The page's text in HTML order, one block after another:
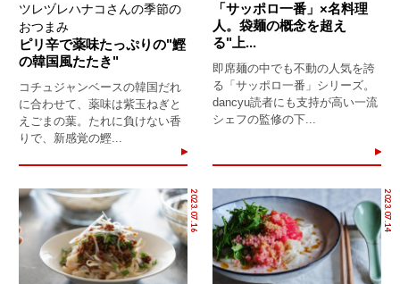
ツレヅレハナコさんの季節の
おつまみ
ピリ辛で薬味たっぷりの"鰹
の韓国風たたき"
コチュジャンベースの韓国だれ
に合わせて、薬味は紫玉ねぎと
えごまの葉。たれに負けない香
りで、新感覚の鰹...
「サッポロ一番」×名料理
人。袋麺の概念を超え
る"上...
即席麺の中でも不動の人気を誇
る「サッポロ一番」シリーズ。
dancyu読者にも支持が高い一流
シェフの監修の下...
2023.07.16 2023.07.14